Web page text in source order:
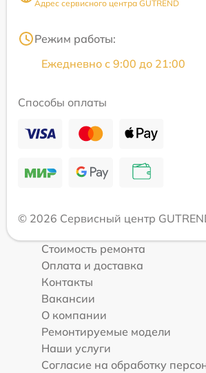
Адрес сервисного центра GUTREND
Режим работы:
Ежедневно с 9:00 до 21:00
Способы оплаты
© 2026 Сервисный центр
Стоимость ремонта
Оплата и доставка
Контакты
Вакансии
О компании
Ремонтируемые модели
Наши услуги
Согласие на обработку